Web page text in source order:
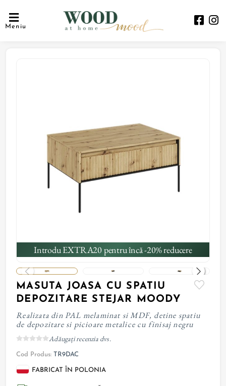
Meniu
Introdu EXTRA20 pentru încă -20% reducere
MASUTA JOASA CU SPATIU
DEPOZITARE STEJAR MOODY
Realizata din PAL melaminat si MDF, detine spatiu
de depozitare si picioare metalice cu finisaj negru
Adăugați recenzia dvs.
Cod Produs: TR9DAC
FABRICAT ÎN POLONIA